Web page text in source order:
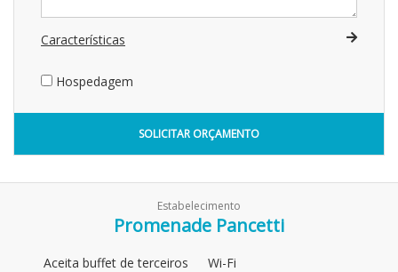
Características
Hospedagem
SOLICITAR ORÇAMENTO
Estabelecimento
Promenade Pancetti
Aceita buffet de terceiros Wi-Fi